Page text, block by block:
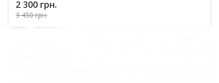
2 300 грн.
3 450 грн.